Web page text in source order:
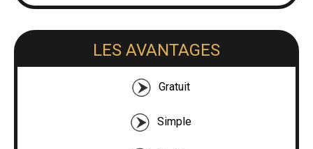
LES AVANTAGES
Gratuit
Simple